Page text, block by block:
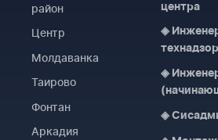
район
Центр
Молдаванка
Таирово
Фонтан
Аркадия
центра
◈
◈
◈
Онлайн-підтримка